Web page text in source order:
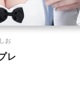
お
レ